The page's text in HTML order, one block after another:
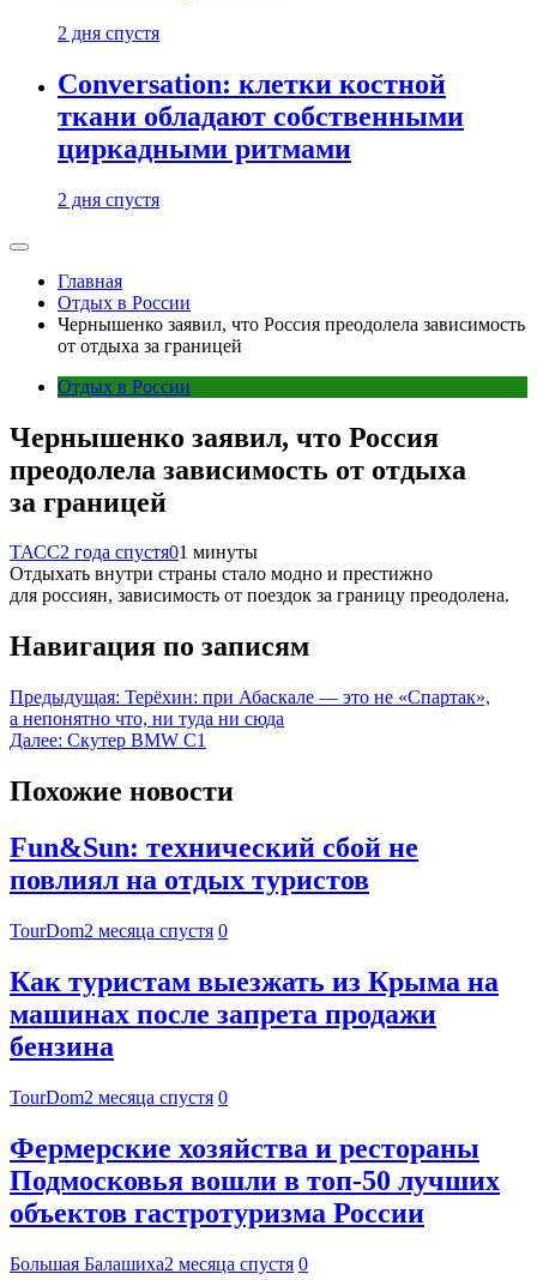
2 дня спустя
Conversation: клетки костной
ткани обладают собственными
циркадными ритмами
2 дня спустя
Главная
Отдых в России
Чернышенко заявил, что Россия преодолела зависимость
от отдыха за границей
Отдых в России
Чернышенко заявил, что Россия
преодолела зависимость от отдыха
за границей
ТАСС2 года спустя01 минуты
Отдыхать внутри страны стало модно и престижно
для россиян, зависимость от поездок за границу преодолена.
Навигация по записям
Предыдущая: Терёхин: при Абаскале — это не «Спартак»,
а непонятно что, ни туда ни сюда
Далее: Скутер BMW C1
Похожие новости
Fun&Sun: технический сбой не
повлиял на отдых туристов
TourDom2 месяца спустя 0
Как туристам выезжать из Крыма на
машинах после запрета продажи
бензина
TourDom2 месяца спустя 0
Фермерские хозяйства и рестораны
Подмосковья вошли в топ-50 лучших
объектов гастротуризма России
Большая Балашиха2 месяца спустя 0